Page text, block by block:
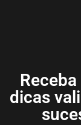
dicas